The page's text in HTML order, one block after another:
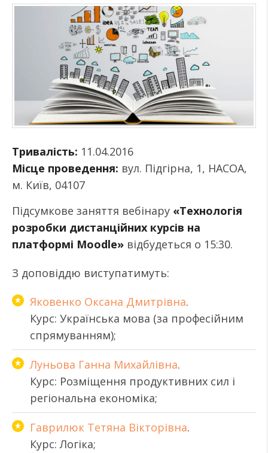
Тривалість: 11.04.2016
Місце проведення: вул. Підгірна, 1, НАСОА,
м. Київ, 04107
Підсумкове заняття вебінару «Технологія
розробки дистанційних курсів на
платформі Moodle» відбудеться о 15:30.
З доповіддю виступатимуть:
Яковенко Оксана Дмитрівна.
Курс: Українська мова (за професійним
спрямуванням);
Луньова Ганна Михайлівна.
Курс: Розміщення продуктивних сил і
регіональна економіка;
Гаврилюк Тетяна Вікторівна.
Курс: Логіка;